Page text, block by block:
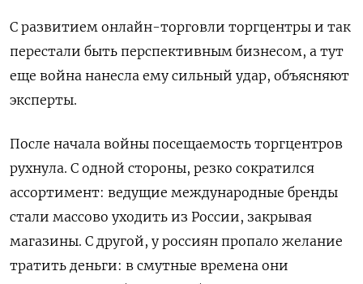
С развитием онлайн-торговли торгцентры и так
перестали быть перспективным бизнесом, а тут
еще война нанесла ему сильный удар, объясняют
эксперты.
После начала войны посещаемость торгцентров
рухнула. С одной стороны, резко сократился
ассортимент: ведущие международные бренды
стали массово уходить из России, закрывая
магазины. С другой, у россиян пропало желание
тратить деньги: в смутные времена они